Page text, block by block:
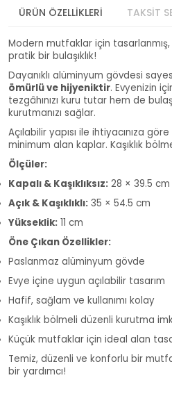
ÜRÜN ÖZELLİKLERİ TAKSİT
Modern mutfaklar için
pratik bir bulaşıklık!
Dayanıklı alüminyum gövdesi
ömürlü ve hijyeniktir. Evyenizin
tezgâhınızı kuru tutar hem de
kurutmanızı sağlar.
Açılabilir yapısı ile ihtiyacınıza
minimum alan kaplar. Kaşıklık
Ölçüler:
Kapalı & Kaşıklıksız: 28 × 39.5 cm
Açık & Kaşıklıklı: 35 × 54.5 cm
Yükseklik: 11 cm
Öne Çıkan Özellikler:
Paslanmaz alüminyum gövde
Evye içine uygun açılabilir tasarım
Hafif, sağlam ve kullanımı kolay
Kaşıklık bölmeli düzenli kurutma
Küçük mutfaklar için ideal alan
Temiz, düzenli ve konforlu bir
bir yardımcı!